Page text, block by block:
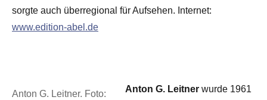
sorgte auch überregional für Aufsehen. Internet:
www.edition-abel.de
Anton G. Leitner. Foto:
Anton G. Leitner wurde 1961